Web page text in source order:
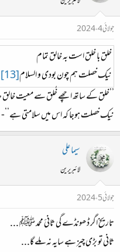
جولائی 4، 2024
خلق با خلق است بہ خالق تمام
نیک خصلت ہم چون بودی و السلام[13]
’’خلق کے ساتھ اچھے خُلق سے معیت
نیک خصلت ہوجا کہ اس میں سلامتی ہے‘‘-
سیما علی
لائبریرین
جولائی 5، 2024
تاریخ اگر ڈھونڈے گی ثانئ محمد ﷺ ...
ثانی تو بڑی چیز ہے سایہ نہ ملے گا...